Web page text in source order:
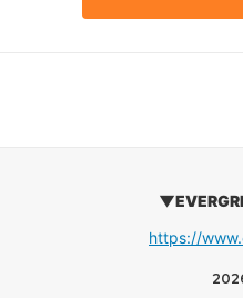
https://